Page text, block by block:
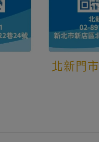
北新門市